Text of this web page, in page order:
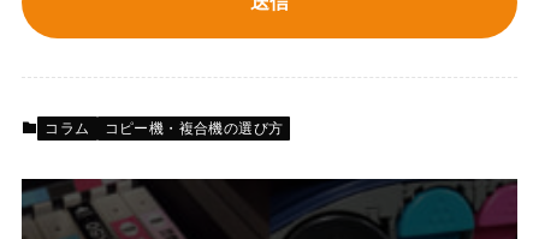
コラム コピー機・複合機の選び方